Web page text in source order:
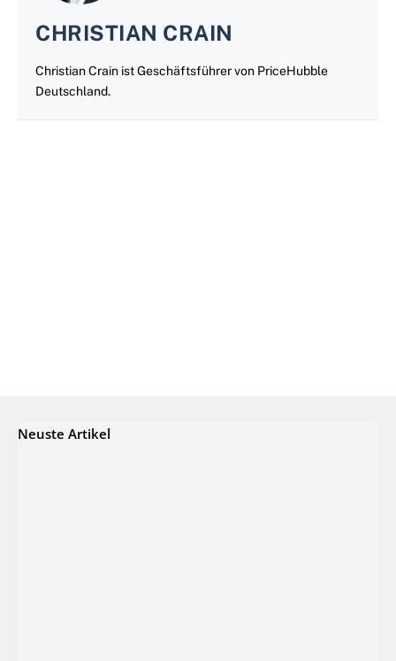
CHRISTIAN CRAIN
Christian Crain ist Geschäftsführer von PriceHubble
Deutschland.
Neuste Artikel